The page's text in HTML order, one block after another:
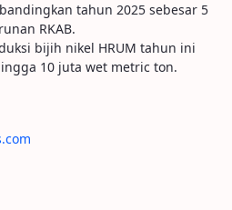
tahun 2025 sebesar 5
RKAB.
bijih nikel HRUM tahun ini
10 juta wet metric ton.